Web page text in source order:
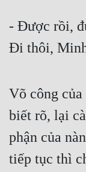
- Được rồi,
Đi thôi,
Võ công
biết rõ, lại
phận của
tiếp tục thì